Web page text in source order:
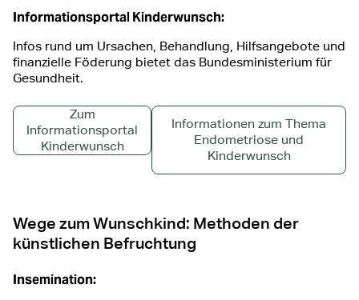
Informationsportal Kinderwunsch:
Infos rund um Ursachen, Behandlung, Hilfsangebote und
finanzielle Föderung bietet das Bundesministerium für
Gesundheit.
Zum
Informationsportal
Kinderwunsch
Informationen zum Thema
Endometriose und
Kinderwunsch
Wege zum Wunschkind: Methoden der
künstlichen Befruchtung
Insemination: